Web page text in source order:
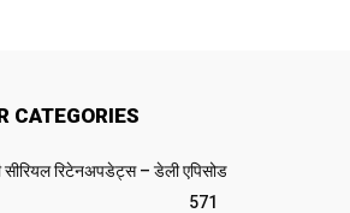
CATEGORIES
सीरियल रिटेनअपडेट्स – डेली एपिसोड
571